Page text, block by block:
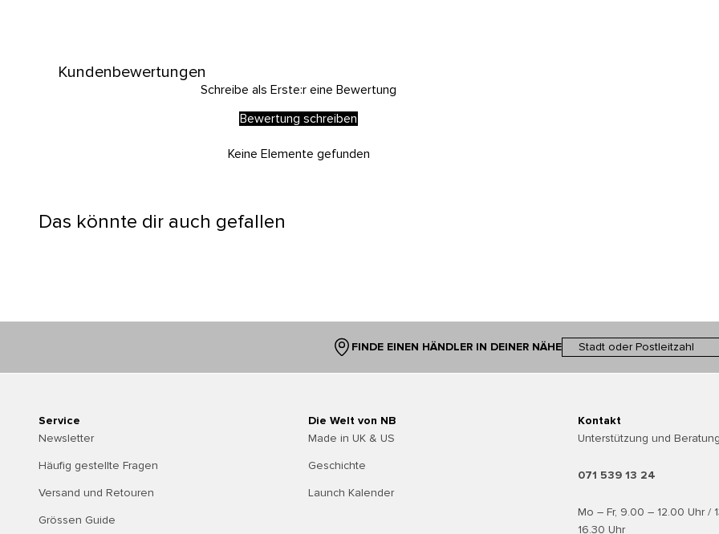
Kundenbewertungen
Schreibe als Erste:r eine Bewertung
Bewertung schreiben
Keine Elemente gefunden
Das könnte dir auch gefallen
FINDE EINEN HÄNDLER IN DEINER NÄHE
Service
Newsletter
Häufig gestellte Fragen
Versand und Retouren
Grössen Guide
Die Welt von NB
Made in UK & US
Geschichte
Launch Kalender
Kontakt
Unterstützung und
071 539 13 24
Mo – Fr, 9.00 – 12.00 Uhr /
16.30 Uhr